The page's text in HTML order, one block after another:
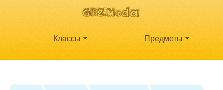
Классы Предметы